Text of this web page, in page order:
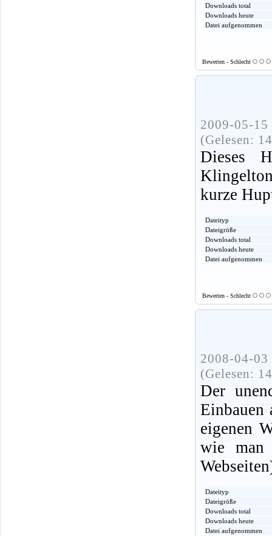
Downloads total
Downloads heute
Datei aufgenommen
Bewerten - Schlecht
2009-05-
(Gelesen:
Dieses
kurze
Dateityp
Dateigröße
Downloads total
Downloads heute
Datei aufgenommen
Bewerten - Schlecht
2008-04-
(Gelesen:
Der
Einbauen
eigenen
wie man
Dateityp
Dateigröße
Downloads total
Downloads heute
Datei aufgenommen